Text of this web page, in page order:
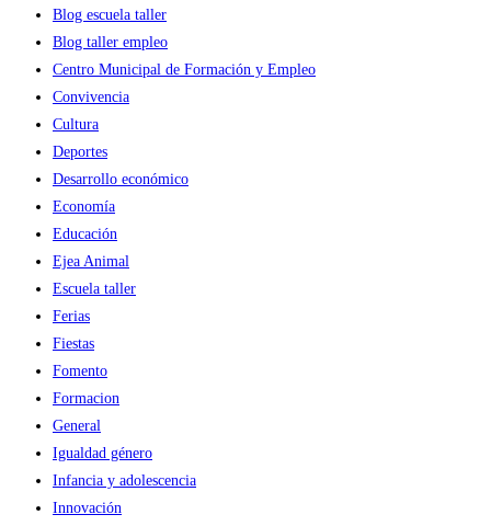
Blog escuela taller
Blog taller empleo
Centro Municipal de Formación y Empleo
Convivencia
Cultura
Deportes
Desarrollo económico
Economía
Educación
Ejea Animal
Escuela taller
Ferias
Fiestas
Fomento
Formacion
General
Igualdad género
Infancia y adolescencia
Innovación